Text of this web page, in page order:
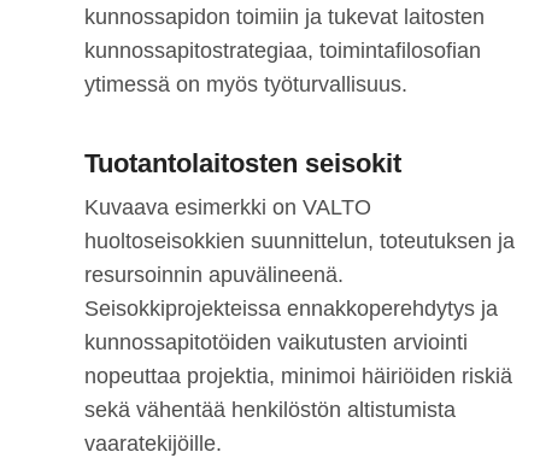
kunnossapidon toimiin ja tukevat laitosten
kunnossapitostrategiaa, toimintafilosofian
ytimessä on myös työturvallisuus.
Tuotantolaitosten seisokit
Kuvaava esimerkki on VALTO
huoltoseisokkien suunnittelun, toteutuksen ja
resursoinnin apuvälineenä.
Seisokkiprojekteissa ennakkoperehdytys ja
kunnossapitotöiden vaikutusten arviointi
nopeuttaa projektia, minimoi häiriöiden riskiä
sekä vähentää henkilöstön altistumista
vaaratekijöille.